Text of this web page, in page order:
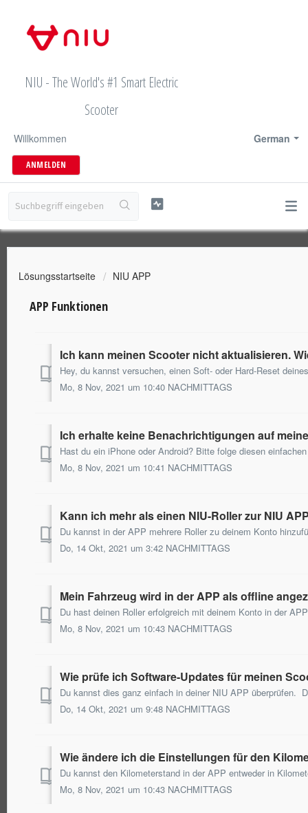
NIU - The World's #1 Smart Electric
Scooter
German
Willkommen
ANMELDEN
Lösungsstartseite NIU APP
APP Funktionen
Ich kann meinen Scooter nicht aktualisieren.
Mo, 8 Nov, 2021 um 10:40 NACHMITTAGS
Ich erhalte keine Benachrichtigungen auf
Mo, 8 Nov, 2021 um 10:41 NACHMITTAGS
Kann ich mehr als einen NIU-Roller zur NIU
Do, 14 Okt, 2021 um 3:42 NACHMITTAGS
Mein Fahrzeug wird in der APP als offline
Mo, 8 Nov, 2021 um 10:43 NACHMITTAGS
Wie prüfe ich Software-Updates für meinen
Do, 14 Okt, 2021 um 9:48 NACHMITTAGS
Wie ändere ich die Einstellungen für den
Mo, 8 Nov, 2021 um 10:43 NACHMITTAGS